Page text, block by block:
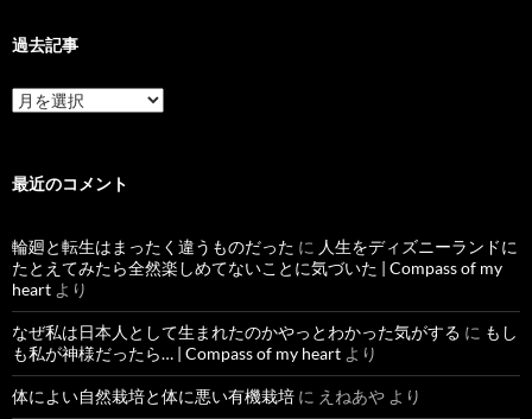
過去記事
過
去
最近のコメント
輪廻と転生はまったく違うものだった に 人生をディズニーランドに
たとえてみたら全然楽しめてないことに気づいた | Compass of my
heart より
なぜ私は日本人として生まれたのかやっとわかった気がする に もし
も私が神様だったら… | Compass of my heart より
体によい自然栽培と体に悪い有機栽培 に えねあや より